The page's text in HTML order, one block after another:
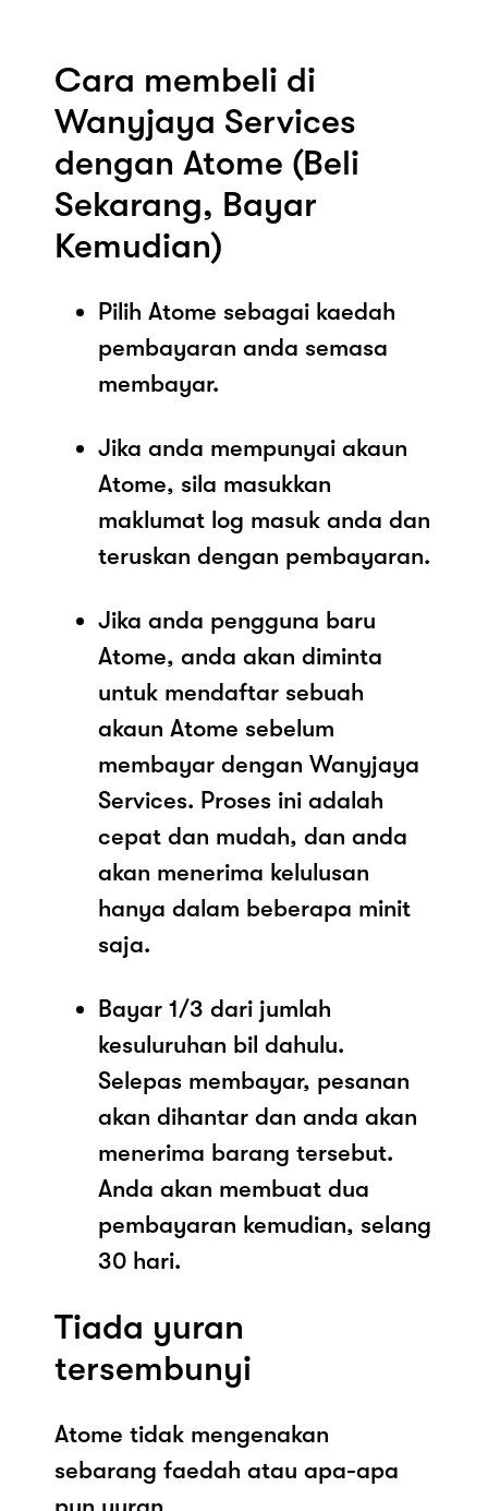
Cara membeli di
Wanyjaya Services
dengan Atome (Beli
Sekarang, Bayar
Kemudian)
Pilih Atome sebagai kaedah
pembayaran anda semasa
membayar.
Jika anda mempunyai akaun
Atome, sila masukkan
maklumat log masuk anda dan
teruskan dengan pembayaran.
Jika anda pengguna baru
Atome, anda akan diminta
untuk mendaftar sebuah
akaun Atome sebelum
membayar dengan Wanyjaya
Services. Proses ini adalah
cepat dan mudah, dan anda
akan menerima kelulusan
hanya dalam beberapa minit
saja.
Bayar 1/3 dari jumlah
kesuluruhan bil dahulu.
Selepas membayar, pesanan
akan dihantar dan anda akan
menerima barang tersebut.
Anda akan membuat dua
pembayaran kemudian, selang
30 hari.
Tiada yuran
tersembunyi
Atome tidak mengenakan
sebarang faedah atau apa-apa